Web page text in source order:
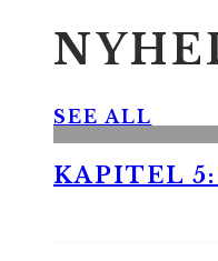
SEE ALL
KAPITEL